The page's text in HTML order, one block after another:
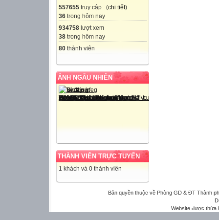
557655 truy cập (chi tiết)
36 trong hôm nay
934758 lượt xem
38 trong hôm nay
80 thành viên
ẢNH NGẪU NHIÊN
THÀNH VIÊN TRỰC TUYẾN
1 khách và 0 thành viên
Bản quyền thuộc về Phòng GD & ĐT Thành
Website được thừa